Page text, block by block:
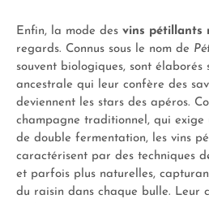
Enfin, la mode des vins pétillants
regards. Connus sous le nom de
souvent biologiques, sont élaborés
ancestrale qui leur confère des
deviennent les stars des apéros.
champagne traditionnel, qui exige
de double fermentation, les vins
caractérisent par des techniques
et parfois plus naturelles,
du raisin dans chaque bulle. Leur